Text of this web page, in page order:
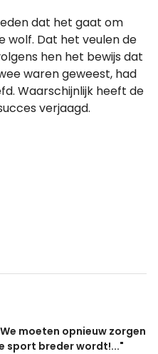
dat het gaat om
wolf. Dat het veulen de
hen het bewijs dat
waren geweest, had
Waarschijnlijk heeft de
verjaagd.
moeten opnieuw zorgen
sport breder wordt!..."